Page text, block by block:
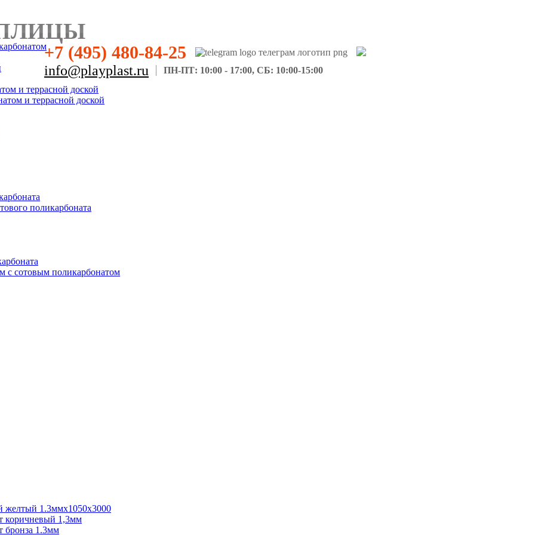
+7 (495) 480-84-25
info@playplast.ru ПН-ПТ: 10:00 - 17:00, СБ: 10:00-15:00
и террасной доской
и террасной доской
поликарбоната
с сотовым поликарбонатом
желтый 1.3ммх1050х3000
коричневый 1,3мм
бронза 1.3мм